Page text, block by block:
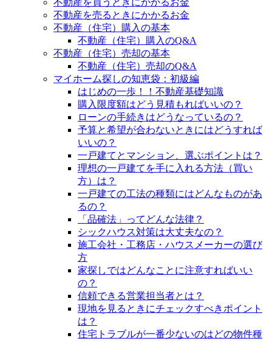
不動産を買うときにかかるお金
不動産を売るときにかかるお金
不動産（住宅）購入の基本
不動産（住宅）購入のQ&A
不動産（住宅）売却の基本
不動産（住宅）売却のQ&A
マイホーム探しの知恵袋：初級編
はじめの一歩！！不動産基礎知識
購入限度額はどう見積もればいいの？
ローンの手続きはどうなっているの？
予算と希望が合わないときにはどうすれば
いいの？
一戸建てとマンション、選ぶポイントは？
理想の一戸建てを手に入れる方法（買い
方）は？
一戸建ての工法の種類にはどんなものがあ
るの？
「品確法」ってどんな法律？
シックハウス対策は大丈夫なの？
施工会社・工務店・ハウスメーカーの選び
方
家探しではどんなことに注意すればいい
の？
信頼できる営業担当者とは？
現地を見るときにチェックすべきポイント
は？
住宅トラブルが一番少ないのはどの物件種